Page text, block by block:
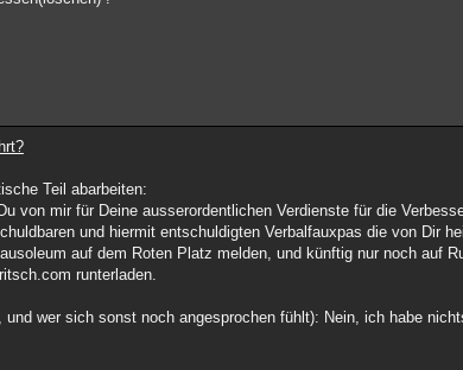
Teil abarbeiten:
von mir für Deine ausserordentlichen Verdienste für die
und hiermit entschuldigten Verbalfauxpas die von Dir
auf dem Roten Platz melden, und künftig nur noch auf
runterladen.
wer sich sonst noch angesprochen fühlt): Nein, ich habe